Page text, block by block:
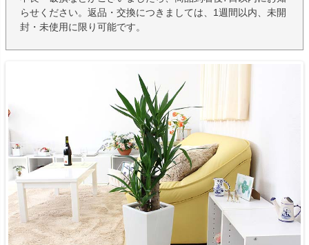
らせください。返品・交換につきましては、1週間以内、未開
封・未使用に限り可能です。